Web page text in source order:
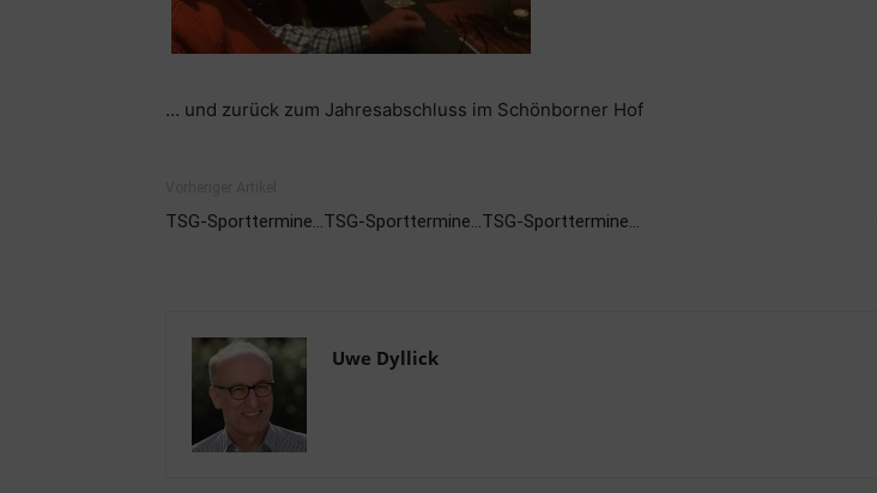
… und zurück zum Jahresabschluss im Schönborner Hof
TSG-Sporttermine…TSG-Sporttermine…TSG-Sporttermine…
Uwe Dyllick